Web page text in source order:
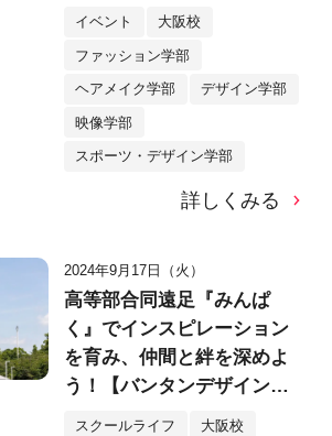
イベント 大阪校
ファッション学部
ヘアメイク学部 デザイン学部
映像学部
スポーツ・デザイン学部
詳しくみる
2024年9月17日（火）
高等部合同遠足『みんぱ
く』でインスピレーション
を育み、仲間と絆を深めよ
う！【バンタンデザイン研
究所大阪校】
スクールライフ 大阪校